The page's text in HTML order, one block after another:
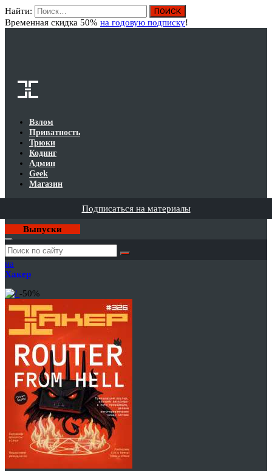
Найти:
Временная скидка 50% на годовую подписку!
Взлом
Приватность
Трюки
Кодинг
Админ
Geek
Магазин
Подписаться на материалы
Выпуски
Годовая
подписка
на
Хакер
-50%